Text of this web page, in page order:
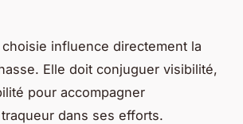
influence directement la
Elle doit conjuguer visibilité,
pour accompagner
dans ses efforts.